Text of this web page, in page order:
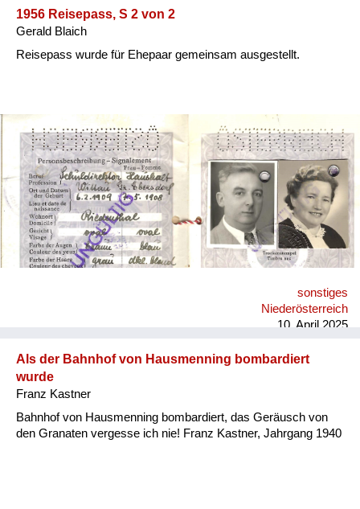
Wohnen
1956 Reisepass, S 2 von 2
Gerald Blaich
Reisepass wurde für Ehepaar gemeinsam ausgestellt.
sonstiges
Niederösterreich
10. April 2025
Als der Bahnhof von Hausmenning bombardiert
wurde
Franz Kastner
Bahnhof von Hausmenning bombardiert, das Geräusch von
den Granaten vergesse ich nie! Franz Kastner, Jahrgang 1940